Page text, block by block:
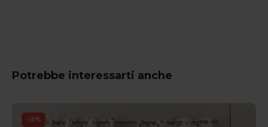
Potrebbe interessarti anche
-16%